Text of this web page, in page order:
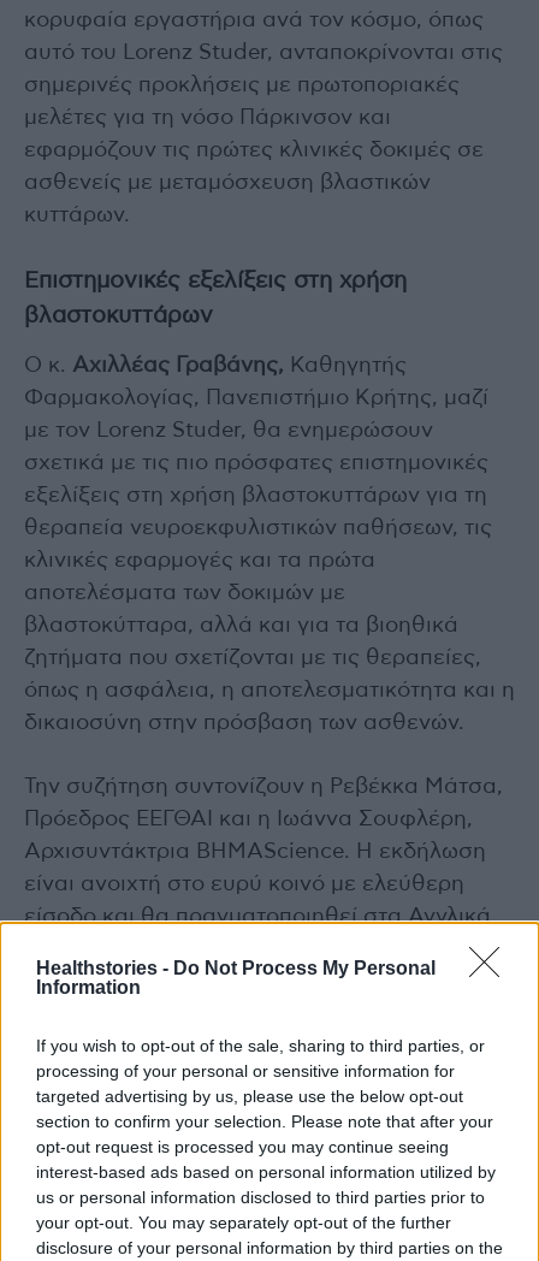
Healthstories - Do Not Process My Personal
Information
If you wish to opt-out of the sale, sharing to third parties, or
processing of your personal or sensitive information for
targeted advertising by us, please use the below opt-out
section to confirm your selection. Please note that after your
opt-out request is processed you may continue seeing
interest-based ads based on personal information utilized by
us or personal information disclosed to third parties prior to
your opt-out. You may separately opt-out of the further
disclosure of your personal information by third parties on the
κορυφαία εργαστήρια ανά τον κόσμο, όπως
αυτό του Lorenz Studer, ανταποκρίνονται στις
σημερινές προκλήσεις με πρωτοποριακές
μελέτες για τη νόσο Πάρκινσον και
εφαρμόζουν τις πρώτες κλινικές δοκιμές σε
ασθενείς με μεταμόσχευση βλαστικών
κυττάρων.
Επιστημονικές εξελίξεις στη χρήση
βλαστοκυττάρων
O κ. Αχιλλέας Γραβάνης, Καθηγητής
Φαρμακολογίας, Πανεπιστήμιο Κρήτης, μαζί
με τον Lorenz Studer, θα ενημερώσουν
σχετικά με τις πιο πρόσφατες επιστημονικές
εξελίξεις στη χρήση βλαστοκυττάρων για τη
θεραπεία νευροεκφυλιστικών παθήσεων, τις
κλινικές εφαρμογές και τα πρώτα
αποτελέσματα των δοκιμών με
βλαστοκύτταρα, αλλά και για τα βιοηθικά
ζητήματα που σχετίζονται με τις θεραπείες,
όπως η ασφάλεια, η αποτελεσματικότητα και η
δικαιοσύνη στην πρόσβαση των ασθενών.
Την συζήτηση συντονίζουν η Ρεβέκκα Μάτσα,
Πρόεδρος ΕΕΓΘΑΙ και η Ιωάννα Σουφλέρη,
Αρχισυντάκτρια ΒΗΜΑScience. Η εκδήλωση
είναι ανοιχτή στο ευρύ κοινό με ελεύθερη
είσοδο και θα πραγματοποιηθεί στα Αγγλικά,
Διαβάστε επίσης
Παραιτήθηκε ο πρόεδρος του ΕΚΑΒ, Νίκος
Παπαευσταθίου &#8211; Αναλαμβάνει Γενικός
Γραμματέας Πολιτικής Προστασίας